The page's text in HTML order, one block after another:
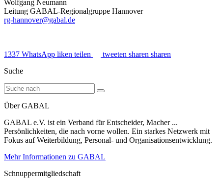
Wolfgang Neumann
Leitung GABAL-Regionalgruppe Hannover
rg-hannover@gabal.de
1337 WhatsApp liken teilen tweeten sharen sharen
Suche
Über GABAL
GABAL e.V. ist ein Verband für Entscheider, Macher ...
Persönlichkeiten, die nach vorne wollen. Ein starkes Netzwerk mit
Fokus auf Weiterbildung, Personal- und Organisationsentwicklung.
Mehr Informationen zu GABAL
Schnuppermitgliedschaft